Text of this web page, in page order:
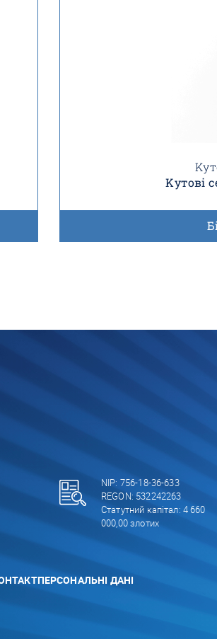
Kутові
NIP: 756-18-36-633
REGON: 532242263
Статутний капітал: 4 660
000,00 злотих
ПЕРСОНАЛЬНІ ДАНІ